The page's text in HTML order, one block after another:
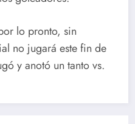
lo pronto, sin
no jugará este fin de
y anotó un tanto vs.